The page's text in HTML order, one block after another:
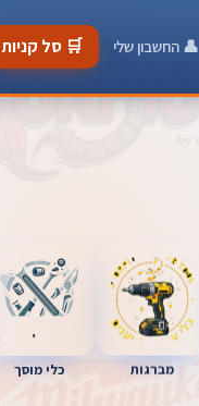
👤 החשבון שלי 🛒 סל קניות
מברגות כלי מוסך